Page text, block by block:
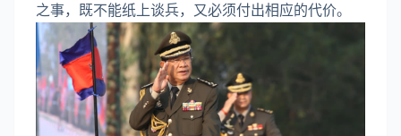
之事，既不能纸上谈兵，又必须付出相应的代价。